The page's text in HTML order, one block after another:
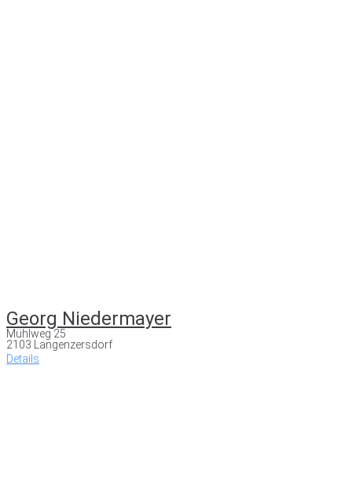
Georg Niedermayer
Mühlweg 25
2103 Langenzersdorf
Details